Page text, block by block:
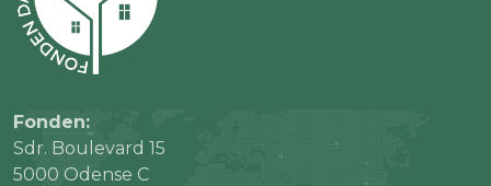
Fonden:
Sdr. Boulevard 15
5000 Odense C